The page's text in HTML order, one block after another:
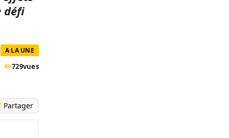
défi
A LA UNE
729vues
Partager